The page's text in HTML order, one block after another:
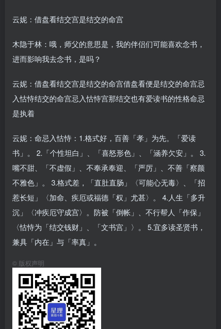
云妮：借盘看结交宫是结交的命宫
木隐于林：哦，师父的意思是，我的伴侣们可能喜欢念书，
进而影响我去念书，是吗？
云妮：借盘看结交宫是结交的命宫借盘看便是结交的命宫忌
入怙恃结交的命宫忌入怙恃宫那结交也有爱读书的性格命忌
是执着
云妮：命忌入怙恃：1.格式好，百善「孝」为先。「爱读
书」。 2.「个性坦白」、「喜怒形色」、「涵养欠安」。 3.
嘴不甜、「不虚假」、不奉承奉迎、「严厉」、不善「察颜
不雅色」。 3.格式差，「直肚直肠」〈可能心无毒〉、「招
惹长短」〈加命、疾厄或福德「权」尤甚〉。 4.人生「多升
沉」〈冲疾厄守成宫〉。防被「倒帐」、不行帮人「作保」
〈怙恃为「结交钱财」、「文书宫」〉。 5.宜多读圣贤书，
兼具「内在」与「率真」。
© 版权声明